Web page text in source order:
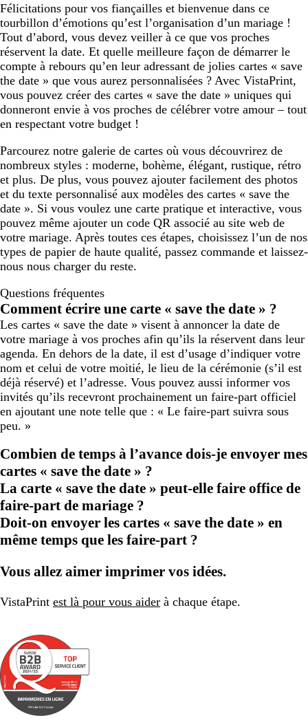
Félicitations pour vos fiançailles et bienvenue dans ce
tourbillon d’émotions qu’est l’organisation d’un mariage !
Tout d’abord, vous devez veiller à ce que vos proches
réservent la date. Et quelle meilleure façon de démarrer le
compte à rebours qu’en leur adressant de jolies cartes « save
the date » que vous aurez personnalisées ? Avec VistaPrint,
vous pouvez créer des cartes « save the date » uniques qui
donneront envie à vos proches de célébrer votre amour – tout
en respectant votre budget !
Parcourez notre galerie de cartes où vous découvrirez de
nombreux styles : moderne, bohème, élégant, rustique, rétro
et plus. De plus, vous pouvez ajouter facilement des photos
et du texte personnalisé aux modèles des cartes « save the
date ». Si vous voulez une carte pratique et interactive, vous
pouvez même ajouter un code QR associé au site web de
votre mariage. Après toutes ces étapes, choisissez l’un de nos
types de papier de haute qualité, passez commande et laissez-
nous nous charger du reste.
Questions fréquentes
Comment écrire une carte « save the date » ?
Les cartes « save the date » visent à annoncer la date de
votre mariage à vos proches afin qu’ils la réservent dans leur
agenda. En dehors de la date, il est d’usage d’indiquer votre
nom et celui de votre moitié, le lieu de la cérémonie (s’il est
déjà réservé) et l’adresse. Vous pouvez aussi informer vos
invités qu’ils recevront prochainement un faire-part officiel
en ajoutant une note telle que : « Le faire-part suivra sous
peu. »
Combien de temps à l’avance dois-je envoyer mes
cartes « save the date » ?
La carte « save the date » peut-elle faire office de
faire-part de mariage ?
Doit-on envoyer les cartes « save the date » en
même temps que les faire-part ?
Vous allez aimer imprimer vos idées.
VistaPrint est là pour vous aider à chaque étape.